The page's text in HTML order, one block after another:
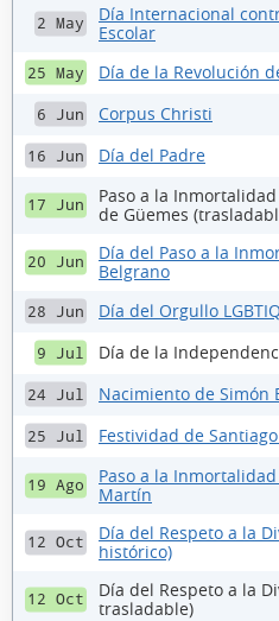
2 May
Día Internacional
Escolar
25 May Día de la Revolución
6 Jun Corpus Christi
16 Jun Día del Padre
17 Jun
Paso a la
de Güemes
20 Jun
Día del Paso a la
Belgrano
28 Jun Día del Orgullo
9 Jul Día de la
24 Jul Nacimiento de Simón
25 Jul Festividad de
19 Ago
Paso a la
Martín
12 Oct
Día del Respeto a la
histórico)
12 Oct
Día del Respeto a la
trasladable)